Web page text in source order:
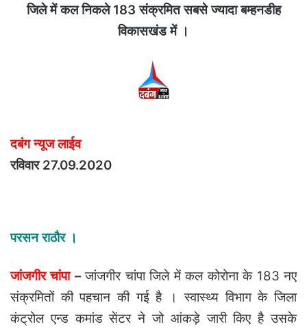
जिले में कल निकले 183 संक्रमित सबसे ज्यादा बम्हनडीह
विकासखंड में ।
दबंग न्यूज लाईव
रविवार 27.09.2020
परसन राठौर ।
जांजगीर चांपा–जांजगीर चांपा जिले में कल कोरोना के 183 नए
संक्रमितों की पहचान की गई है । स्वास्थ्य विभाग के जिला
कंट्रोल एन्ड कमांड सेंटर ने जो आंकड़े जारी किए है उसके